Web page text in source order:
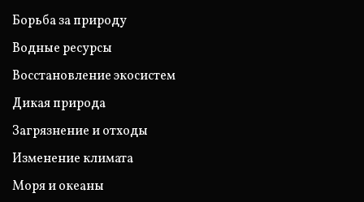
Борьба за природу
Водные ресурсы
Восстановление экосистем
Дикая природа
Загрязнение и отходы
Изменение климата
Моря и океаны